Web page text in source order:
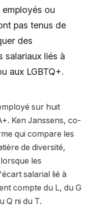
ou
pas tenus de
des
salariaux liés à
aux LGBTQ+.
sur huit
Ken Janssens, co-
qui compare les
de diversité,
les
salarial lié à
compte du L, du G
Q ni du T.